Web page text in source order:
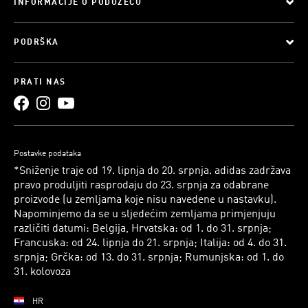
INFORMACIJE O PODUZEĆU
PODRŠKA
PRATI NAS
Postavke podataka
*Sniženje traje od 19. lipnja do 20. srpnja. adidas zadržava
pravo produljiti rasprodaju do 23. srpnja za odabrane
proizvode (u zemljama koje nisu navedene u nastavku).
Napominjemo da se u sljedećim zemljama primjenjuju
različiti datumi: Belgija, Hrvatska: od 1. do 31. srpnja;
Francuska: od 24. lipnja do 21. srpnja; Italija: od 4. do 31.
srpnja; Grčka: od 13. do 31. srpnja; Rumunjska: od 1. do
31. kolovoza
HR